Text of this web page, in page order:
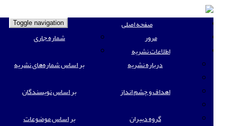
Toggle navigation
صفحه اصلی
مرور
شماره جاری
بر اساس شماره‌های نشریه
بر اساس نویسندگان
بر اساس موضوعات
اطلاعات نشریه
درباره نشریه
اهداف و چشم انداز
گروه دبیران